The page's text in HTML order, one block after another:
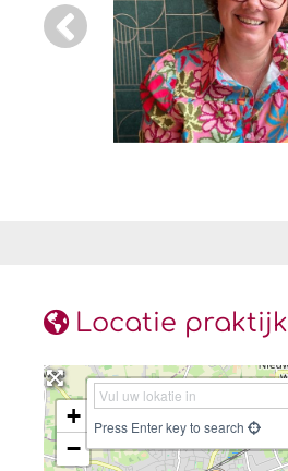
Locatie praktijk
+
−
Press Enter key to search